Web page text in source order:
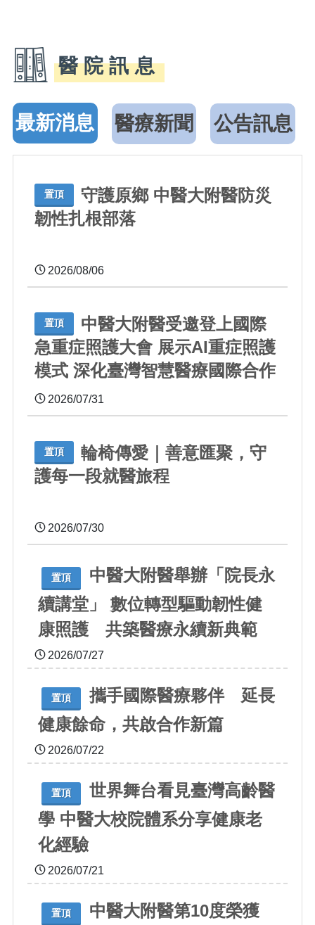
醫院訊息
最新消息 醫療新聞 公告訊息
置頂
守護原鄉 中醫大附醫防災
韌性扎根部落
2026/08/06
置頂
中醫大附醫受邀登上國際
急重症照護大會 展示AI重症照護
模式 深化臺灣智慧醫療國際合作
2026/07/31
置頂
輪椅傳愛｜善意匯聚，守
護每一段就醫旅程
2026/07/30
置頂
中醫大附醫舉辦「院長永
續講堂」 數位轉型驅動韌性健
康照護 共築醫療永續新典範
2026/07/27
置頂
攜手國際醫療夥伴 延長
健康餘命，共啟合作新篇
2026/07/22
置頂
世界舞台看見臺灣高齡醫
學 中醫大校院體系分享健康老
化經驗
2026/07/21
置頂 中醫大附醫第10度榮獲